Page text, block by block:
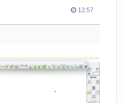
12:57